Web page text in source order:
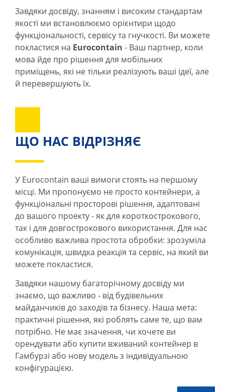
Завдяки досвіду, знанням і високим стандартам
якості ми встановлюємо орієнтири щодо
функціональності, сервісу та гнучкості. Ви можете
покластися на Eurocontain - Ваш партнер, коли
мова йде про рішення для мобільних
приміщень, які не тільки реалізують ваші ідеї, але
й перевершують їх.
ЩО НАС ВІДРІЗНЯЄ
У Eurocontain ваші вимоги стоять на першому
місці. Ми пропонуємо не просто контейнери, а
функціональні просторові рішення, адаптовані
до вашого проекту - як для короткострокового,
так і для довгострокового використання. Для нас
особливо важлива простота обробки: зрозуміла
комунікація, швидка реакція та сервіс, на який ви
можете покластися.
Завдяки нашому багаторічному досвіду ми
знаємо, що важливо - від будівельних
майданчиків до заходів та бізнесу. Наша мета:
практичні рішення, які роблять саме те, що вам
потрібно. Не має значення, чи хочете ви
орендувати або купити вживаний контейнер в
Гамбурзі або нову модель з індивідуальною
конфігурацією.